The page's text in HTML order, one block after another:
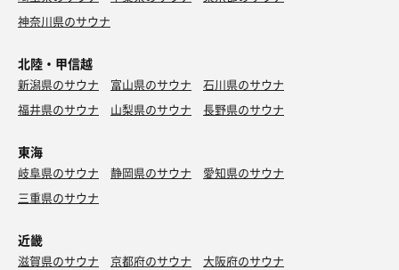
神奈川県のサウナ
北陸・甲信越
新潟県のサウナ 富山県のサウナ
石川県のサウナ
福井県のサウナ
山梨県のサウナ 長野県のサウナ
東海
岐阜県のサウナ 静岡県のサウナ
愛知県のサウナ
三重県のサウナ
近畿
滋賀県のサウナ 京都府のサウナ
大阪府のサウナ